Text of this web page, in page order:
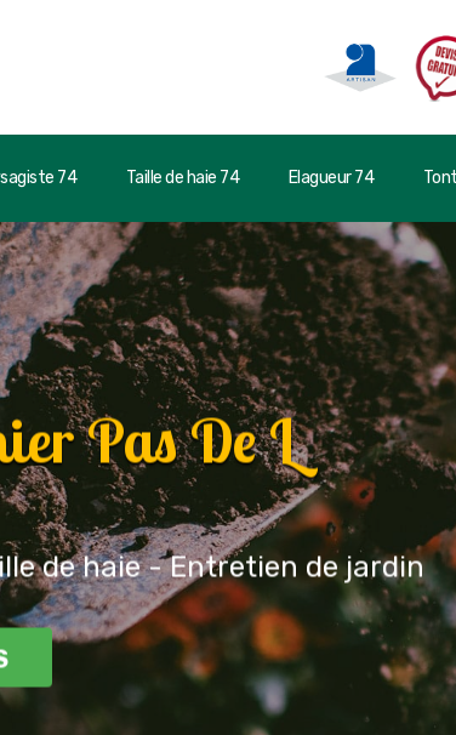
74 Taille de haie 74 Elagueur 74
Pas De L
de haie - Entretien de jardin